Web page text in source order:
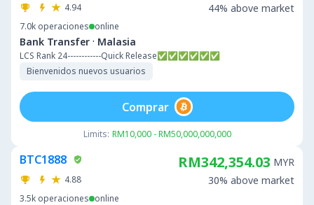
4.94
7.0k operaciones online
Bank Transfer · Malasia
LCS Rank 24------------Quick Release✅✅✅✅✅✅
Bienvenidos nuevos usuarios
44% above market
Limits: RM10,000 - RM50,000,000,000
Comprar
BTC1888
4.88
3.5k operaciones online
RM342,354.03 MYR
30% above market